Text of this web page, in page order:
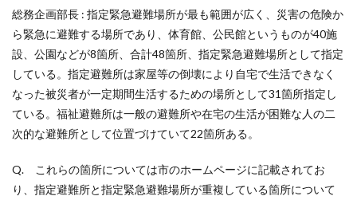
総務企画部長 : 指定緊急避難場所が最も範囲が広く、災害の危険か
ら緊急に避難する場所であり、体育館、公民館というものが40施
設、公園などが8箇所、合計48箇所、指定緊急避難場所として指定
している。指定避難所は家屋等の倒壊により自宅で生活できなく
なった被災者が一定期間生活するための場所として31箇所指定し
ている。福祉避難所は一般の避難所や在宅の生活が困難な人の二
次的な避難所として位置づけていて22箇所ある。
Q. これらの箇所については市のホームページに記載されてお
り、指定避難所と指定緊急避難場所が重複している箇所について